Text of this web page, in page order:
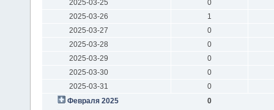
2025-03-25
0
2025-03-26
1
2025-03-27
0
2025-03-28
0
2025-03-29
0
2025-03-30
0
2025-03-31
0
Февраля 2025
0